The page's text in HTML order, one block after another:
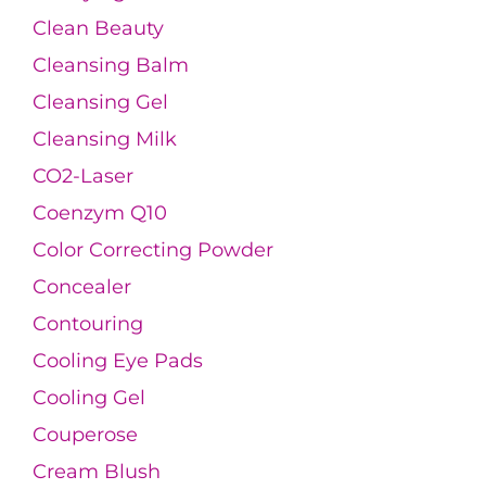
Clean Beauty
Cleansing Balm
Cleansing Gel
Cleansing Milk
CO2-Laser
Coenzym Q10
Color Correcting Powder
Concealer
Contouring
Cooling Eye Pads
Cooling Gel
Couperose
Cream Blush